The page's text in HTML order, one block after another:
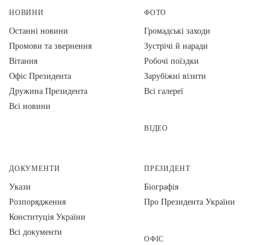
НОВИНИ
Останні новини
Промови та звернення
Вiтання
Офіс Президента
Дружина Президента
Всі новини
ФОТО
Громадські заходи
Зустрічі й наради
Робочі поїздки
Зарубіжні візити
Всі галереї
ВІДЕО
ДОКУМЕНТИ
Укази
Розпорядження
Конституція України
Всі документи
ПРЕЗИДЕНТ
Біографія
Про Президента України
ОФІС